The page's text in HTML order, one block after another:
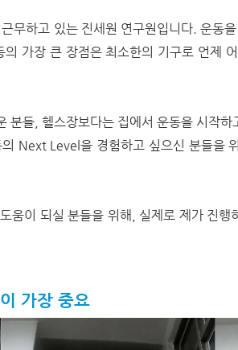
무하고 있는 진세원 연구원입니다. 운동
가장 큰 장점은 최소한의 기구로 언제
분들, 헬스장보다는 집에서 운동을 시작
Next Level을 경험하고 싶으신 분들을
움이 되실 분들을 위해, 실제로 제가 진행
가장 중요